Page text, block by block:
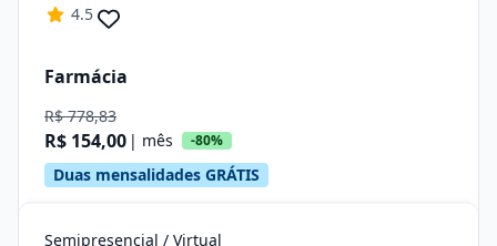
4.5
Farmácia
R$ 778,83
R$ 154,00 | mês -80%
Duas mensalidades GRÁTIS
Semipresencial / Virtual